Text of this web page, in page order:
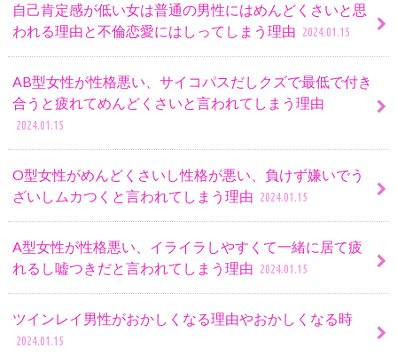
自己肯定感が低い女は普通の男性にはめんどくさいと思
われる理由と不倫恋愛にはしってしまう理由 2024.01.15
AB型女性が性格悪い、サイコパスだしクズで最低で付き
合うと疲れてめんどくさいと言われてしまう理由
2024.01.15
O型女性がめんどくさいし性格が悪い、負けず嫌いでう
ざいしムカつくと言われてしまう理由 2024.01.15
A型女性が性格悪い、イライラしやすくて一緒に居て疲
れるし嘘つきだと言われてしまう理由 2024.01.15
ツインレイ男性がおかしくなる理由やおかしくなる時
2024.01.15